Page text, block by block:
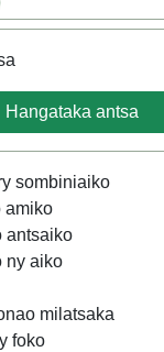
Hangataka antsa
sombiniaiko
amiko
antsaiko
ny aiko
milatsaka
foko